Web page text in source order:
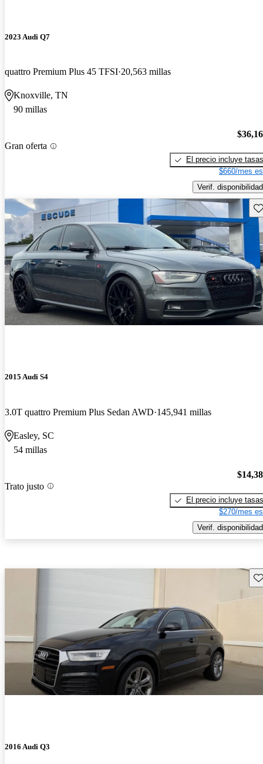
2023 Audi Q7
quattro Premium Plus 45 TFSI 20,563 millas
Knoxville, TN
90 millas
Gran oferta
El precio incluye tasas
$660/mes
Verif. disponibilidad
2015 Audi S4
3.0T quattro Premium Plus Sedan AWD 145,941 millas
Easley, SC
54 millas
Trato justo
El precio incluye tasas
$270/mes
Verif. disponibilidad
2016 Audi Q3